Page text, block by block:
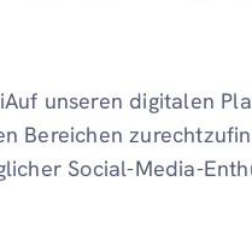
unseren digitalen
Bereichen
Social-Media-